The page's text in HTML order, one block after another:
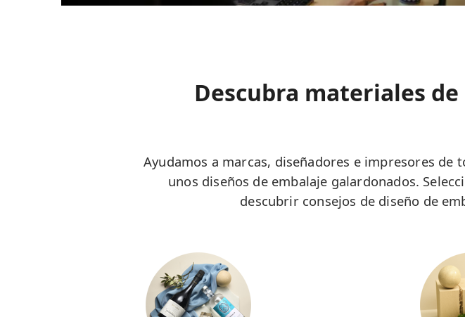
Descubra materiales
Ayudamos a marcas, diseñadores e impresores
unos diseños de embalaje galardonados.
descubrir consejos de diseño de